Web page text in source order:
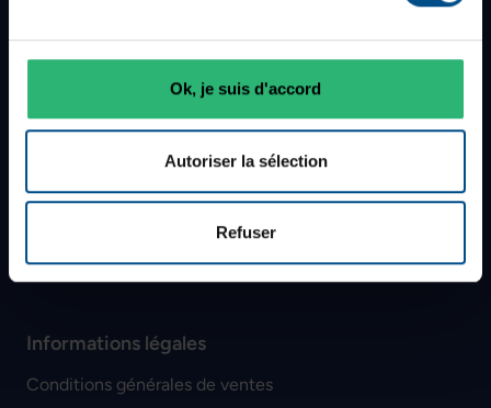
Ok, je suis d'accord
Autoriser la sélection
Refuser
Réparation & maintenance
Les grades de nos produits
Livraison
Méthodes de paiement
Plan du site
Informations légales
Conditions générales de ventes